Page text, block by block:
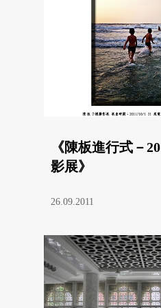
《陳板進行式－
影展》
26.09.2011